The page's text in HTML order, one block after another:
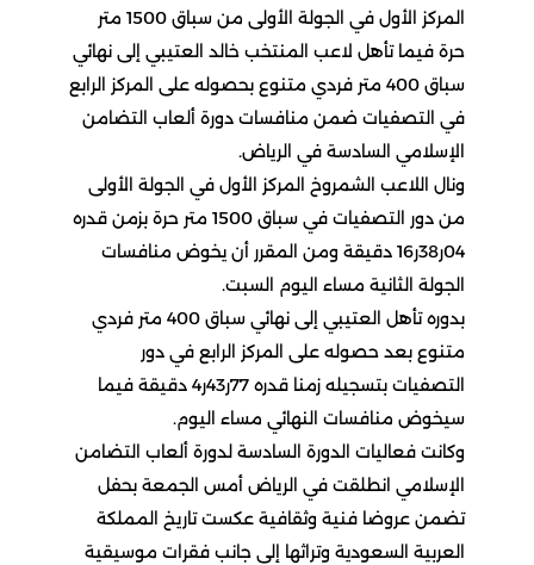
المركز الأول في الجولة الأولى من سباق 1500 متر
حرة فيما تأهل لاعب المنتخب خالد العتيبي إلى نهائي
سباق 400 متر فردي متنوع بحصوله على المركز الرابع
في التصفيات ضمن منافسات دورة ألعاب التضامن
الإسلامي السادسة في الرياض.
ونال اللاعب الشمروخ المركز الأول في الجولة الأولى
من دور التصفيات في سباق 1500 متر حرة بزمن قدره
04ر38ر16 دقيقة ومن المقرر أن يخوض منافسات
الجولة الثانية مساء اليوم السبت.
بدوره تأهل العتيبي إلى نهائي سباق 400 متر فردي
متنوع بعد حصوله على ‏المركز الرابع في دور
التصفيات بتسجيله زمنا قدره 77ر43ر4 دقيقة فيما
سيخوض منافسات النهائي مساء اليوم.
وكانت فعاليات الدورة السادسة لدورة ألعاب التضامن
الإسلامي انطلقت في الرياض أمس الجمعة بحفل
تضمن عروضا فنية وثقافية عكست تاريخ المملكة
العربية السعودية وتراثها إلى جانب فقرات موسيقية